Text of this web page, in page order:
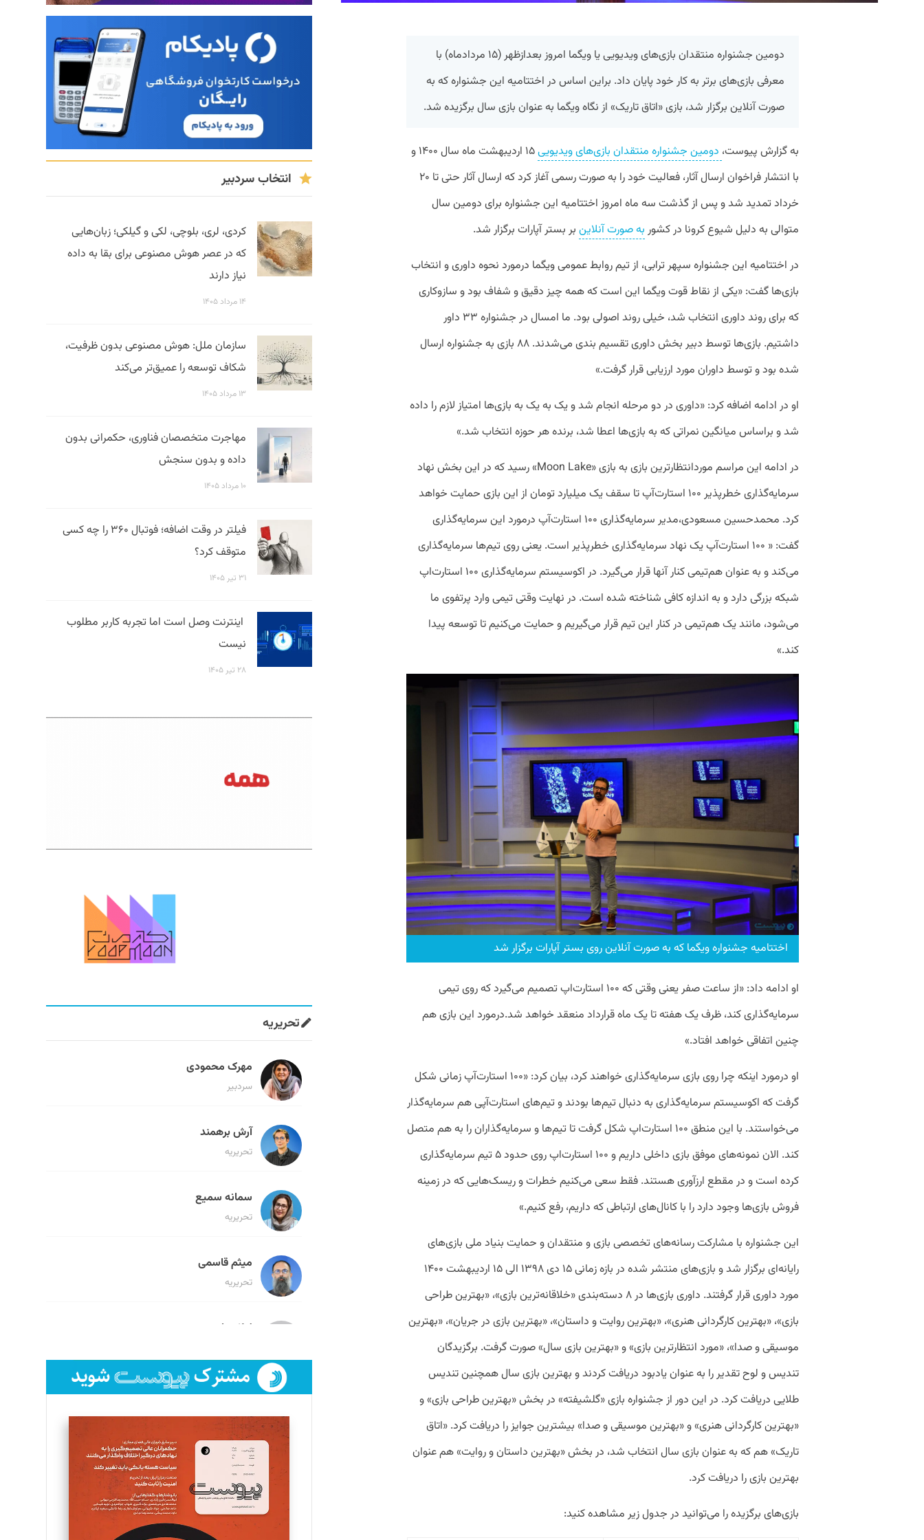
دومین جشنواره منتقدان بازی‌های ویدیویی یا ویگما امروز بعدازظهر (۱۵ مردادماه) با
معرفی‌ بازی‌های برتر به کار خود پایان داد. براین اساس در اختتامیه این جشنواره که به
صورت آنلاین برگزار شد، بازی «اتاق تاریک» از نگاه ویگما به عنوان بازی سال برگزیده شد.
به گزارش پیوست، دومین جشنواره منتقدان بازی‌های ویدیویی
۱۵ اردیبهشت ماه سال ۱۴۰۰ و
با انتشار فراخوان ارسال آثار، فعالیت خود را به صورت رسمی آغاز کرد که ارسال آثار حتی تا ۲۰
خرداد تمدید شد و پس از گذشت سه ماه امروز اختتامیه این جشنواره برای دومین سال
متوالی به دلیل شیوع کرونا در کشور به صورت آنلاین بر بستر آپارات برگزار شد.
در اختتامیه این جشنواره سپهر ترابی، از تیم روابط عمومی ویگما درمورد نحوه داوری و انتخاب
بازی‌ها گفت: «یکی از نقاط قوت ویگما این است که همه چیز دقیق و شفاف بود و سازوکاری
که برای روند داوری انتخاب شد، خیلی روند اصولی بود. ما امسال در جشنواره ۳۳ داور
داشتیم. بازی‌ها توسط دبیر بخش داوری تقسیم بندی می‌شدند. ۸۸ بازی به جشنواره ارسال
شده بود و توسط داوران مورد ارزیابی قرار گرفت.»
او در ادامه اضافه کرد: «داوری در دو مرحله انجام شد و یک به یک به بازی‌ها امتیاز لازم را داده
شد و براساس میانگین نمراتی که به بازی‌ها اعطا شد، برنده هر حوزه انتخاب شد.»
در ادامه این مراسم موردانتظارترین بازی به بازی «Moon Lake» رسید که در این بخش نهاد
سرمایه‌گذاری خطرپذیر ۱۰۰ استارت‌آپ تا سقف یک میلیارد تومان از این بازی حمایت خواهد
کرد. محمدحسین مسعودی،مدیر سرمایه‌گذاری ۱۰۰ استارت‌‌آپ درمورد این سرمایه‌گذاری
گفت: « ۱۰۰ استارت‌آپ‌ یک نهاد سرمایه‌گذاری خطرپذیر است. یعنی روی تیم‌ها سرمایه‌گذاری
می‌کند و به عنوان هم‌تیمی کنار آنها قرار می‌گیرد. در اکوسیستم سرمایه‌گذاری ۱۰۰ استارت‌اپ
شبکه بزرگی دارد و به اندازه کافی شناخته شده است. در نهایت وقتی تیمی وارد پرتفوی ما
می‌شود، مانند یک هم‌تیمی در کنار این تیم قرار می‌گیریم و حمایت می‌کنیم تا توسعه پیدا
کند.»
اختتامیه جشنواره ویگما که به صورت آنلاین روی بستر آپارات برگزار شد
او ادامه داد: «از ساعت صفر یعنی وقتی که ۱۰۰ استارت‌اپ تصمیم می‌گیرد که روی تیمی
سرمایه‌گذاری کند، ظرف یک هفته تا یک ماه قرارداد منعقد خواهد شد.درمورد این بازی هم
چنین اتفاقی خواهد افتاد.»
او درمورد اینکه چرا روی بازی سرمایه‌گذاری خواهند کرد، بیان کرد: «۱۰۰ استارت‌آپ زمانی شکل
گرفت که اکوسیستم سرمایه‌گذاری به دنبال تیم‌ها بودند و تیم‌های استارت‌آپی هم سرمایه‌گذار
می‌خواستند. با این منطق ۱۰۰ استارت‌اپ شکل گرفت تا تیم‌ها و سرمایه‌گذاران را به هم متصل
کند. الان نمونه‌های موفق بازی داخلی داریم و ۱۰۰ استارت‌اپ روی حدود ۵ تیم سرمایه‌گذاری
کرده است و در مقطع ارزآوری هستند. فقط سعی می‌کنیم خطرات و ریسک‌هایی که در زمینه
فروش بازی‌ها وجود دارد را با کانال‌های ارتباطی که داریم، رفع کنیم.»
این جشنواره با مشارکت رسانه‌های تخصصی بازی و منتقدان و حمایت بنیاد ملی بازی‌های
رایانه‌ای برگزار شد و بازی‌های منتشر شده در بازه زمانی ۱۵ دی ۱۳۹۸ الی ۱۵ اردیبهشت ۱۴۰۰
مورد داوری قرار گرفتند. داوری‌ بازی‌ها در ۸ دسته‌بندی «خلاقانه‌ترین بازی»، «بهترین طراحی
بازی»، «بهترین کارگردانی هنری»، «بهترین روایت و داستان»، «بهترین بازی در جریان»، «بهترین
موسیقی و صدا»، «مورد انتظارترین بازی» و «بهترین بازی سال» صورت گرفت. برگزیدگان
تندیس و لوح تقدیر را به عنوان یادبود دریافت کردند و بهترین بازی سال همچنین تندیس
طلایی دریافت کرد. در این دور از جشنواره بازی «گلشیفته» در بخش «بهترین طراحی بازی» و
«بهترین کارگردانی هنری» و «بهترین موسیقی و صدا» بیشترین جوایز را دریافت کرد. «اتاق
تاریک» هم که به عنوان بازی سال انتخاب شد، در بخش «بهترین داستان و روایت» هم عنوان
بهترین بازی را دریافت کرد.
بازی‌های برگزیده را می‌توانید در جدول زیر مشاهده کنید:
انتخاب سردبیر
کردی، لری، بلوچی، لکی و گیلکی؛ زبان‌هایی
که در عصر هوش مصنوعی برای بقا به داده
نیاز دارند
۱۴ مرداد ۱۴۰۵
سازمان ملل: هوش مصنوعی بدون ظرفیت،
شکاف توسعه را عمیق‌تر می‌کند
۱۳ مرداد ۱۴۰۵
مهاجرت متخصصان فناوری، حکمرانی بدون
داده و بدون سنجش
۱۰ مرداد ۱۴۰۵
فیلتر در وقت اضافه؛ فوتبال ۳۶۰ را چه کسی
متوقف کرد؟
۳۱ تیر ۱۴۰۵
اینترنت وصل است اما تجربه کاربر مطلوب
نیست
۲۸ تیر ۱۴۰۵
تحریریه
مهرک محمودی
سردبیر
آرش برهمند
تحریریه
سمانه سمیع
تحریریه
میثم قاسمی
تحریریه
لیلا حنارود
فائزه فتحی رستمی
تحریریه
سروش کرمیان
تحریریه
مینا پاکدل